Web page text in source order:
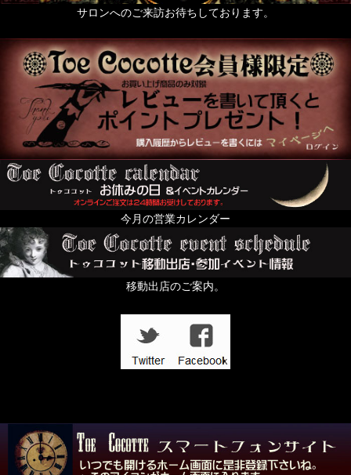
サロンへのご来訪お待ちしております。
今月の営業カレンダー
移動出店のご案内。